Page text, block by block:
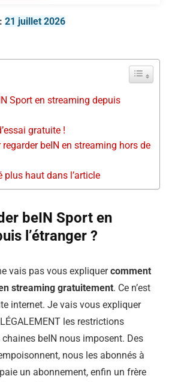
21 juillet 2026
Sport en streaming depuis
gratuite !
beIN en streaming hors de
plus haut dans l’article
beIN Sport en
l’étranger ?
vais pas vous expliquercomment
streaming gratuitement. Ce n’est
internet. Je vais vous expliquer
les restrictions
beIN nous imposent. Des
nous les abonnés à
un abonnement, enfin un frère